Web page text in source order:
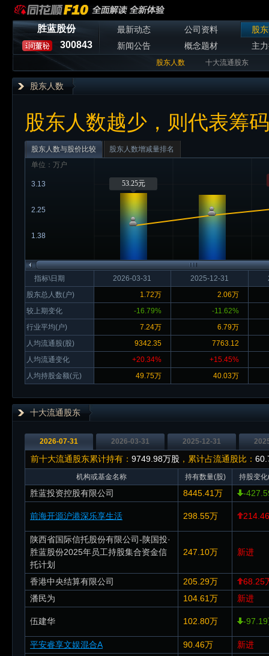
胜蓝股份
300843
最新动态 公司资料
股
新闻公告
概念题材 主
股东人数 十大流通股东
股东人数
股东人数越少，则代表筹
股东人数与股价比较
股东人数增减量排名
单位：万户
1.38
2.25
3.13 53.25元
指标\日期
股东总人数(户)
较上期变化
行业平均(户)
人均流通股(股)
人均流通变化
人均持股金额(元)
2026-03-31 2025-12-31
1.72万
2.06万
-16.79%
-11.62%
7.24万
6.79万
9342.35
7763.12
+20.34%
+15.45%
49.75万
40.03万
十大流通股东
2026-07-31 2026-03-31 2025-12-31
前十大流通股东累计持有： 9749.98万股 ，累计占流通股比：
机构或基金名称 持有数量(股) 持股变化
胜蓝投资控股有限公司 8445.41万 -
前海开源沪港深乐享生活 298.55万
陕西省国际信托股份有限公司-陕国投·
胜蓝股份2025年员工持股集合资金信
托计划
247.10万 新进
香港中央结算有限公司 205.29万
68.25
潘民为
104.61万 新进
伍建华 102.80万 -
平安睿享文娱混合A 90.46万
新进